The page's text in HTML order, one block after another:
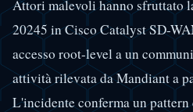
Attori malevoli hanno sfruttato
20245 in Cisco Catalyst SD-
accesso root-level a un
attività rilevata da Mandiant a
L'incidente conferma un pattern